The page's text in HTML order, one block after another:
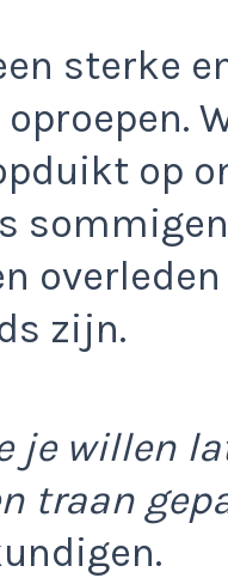
sterke
op
zijn.
je willen
traan